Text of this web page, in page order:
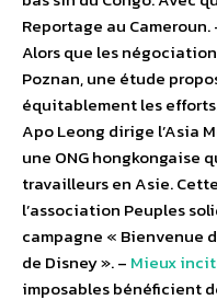
Reportage au Cameroun.
Alors que les
Poznan, une étude
équitablement les
Apo Leong dirige l’Asia
une ONG hongkongaise
travailleurs en Asie.
l’association Peuples
campagne « Bienvenue
de Disney ». – Mieux
imposables bénéficient